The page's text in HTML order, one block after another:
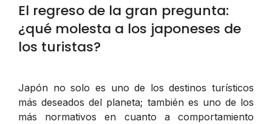
El regreso de la gran pregunta:
¿qué molesta a los japoneses de
los turistas?
Japón no solo es uno de los destinos turísticos
más deseados del planeta; también es uno de los
más normativos en cuanto a comportamiento